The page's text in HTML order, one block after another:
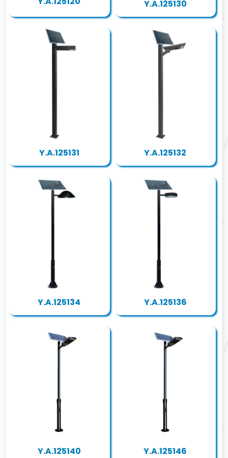
Y.A.125130
Y.A.125131 Y.A.125132
Y.A.125134 Y.A.125136
Y.A.125140 Y.A.125146